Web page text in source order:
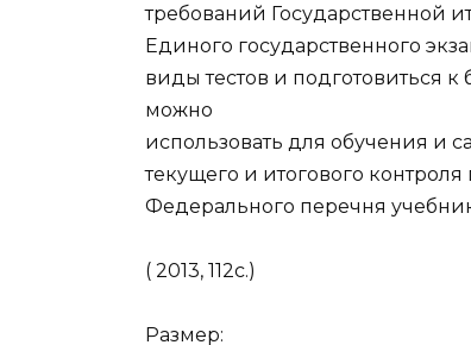
требований Государственной
Единого государственного
виды тестов и подготовиться
можно
использовать для обучения и
текущего и итогового
Федерального перечня
( 2013, 112с.)
Размер: